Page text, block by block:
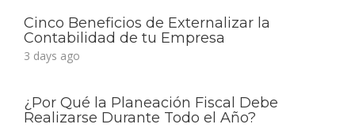
Cinco Beneficios de Externalizar la
Contabilidad de tu Empresa
3 days ago
¿Por Qué la Planeación Fiscal Debe
Realizarse Durante Todo el Año?